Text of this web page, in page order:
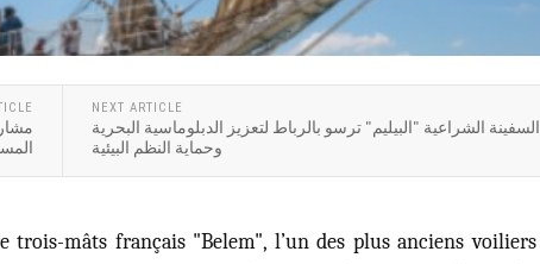
NEXT ARTICLE
السفينة الشراعية "البيليم" ترسو بالرباط لتعزيز الدبلوماسية البحرية
وحماية النظم البيئية
trois-mâts français "Belem", l’un des plus anciens voiliers